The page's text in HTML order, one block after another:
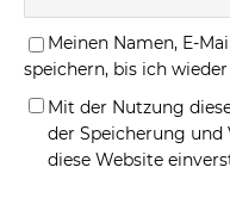
Meinen Namen, E-
speichern, bis ich
Mit der Nutzung
der Speicherung
diese Website